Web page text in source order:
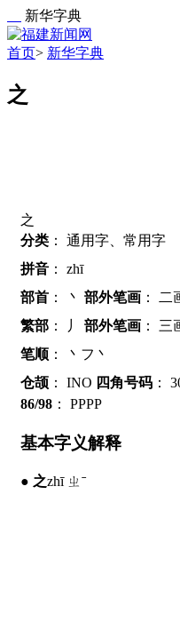
新华字典
首页> 新华字典
之
之
分类 ： 通用字、常用字
拼音 ： zhī
部首 ： 丶 部外笔画 ： 二
繁部 ： 丿 部外笔画 ： 三
笔顺 ：
丶フ丶
仓颉 ： INO 四角号码 ：
86/98 ： PPPP
基本字义解释
之zhī ㄓˉ